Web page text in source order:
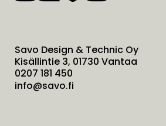
Savo Design & Technic Oy
Kisällintie 3, 01730 Vantaa
0207 181 450
info@savo.fi